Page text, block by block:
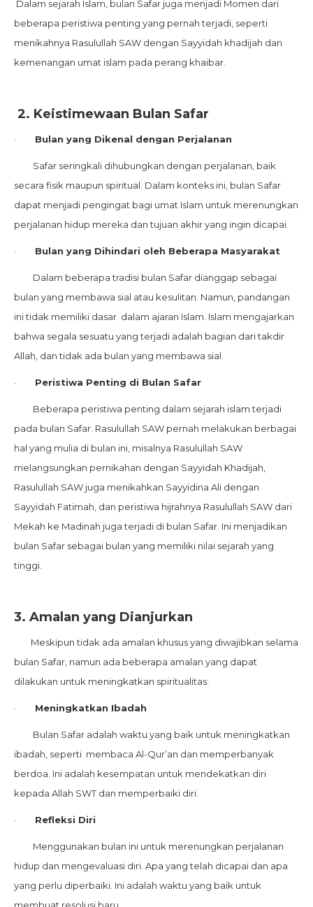
Dalam sejarah Islam, bulan Safar juga menjadi Momen dari
beberapa peristiwa penting yang pernah terjadi, seperti
menikahnya Rasulullah SAW dengan Sayyidah khadijah dan
kemenangan umat islam pada perang khaibar.
2. Keistimewaan Bulan Safar
· Bulan yang Dikenal dengan Perjalanan
Safar seringkali dihubungkan dengan perjalanan, baik
secara fisik maupun spiritual. Dalam konteks ini, bulan Safar
dapat menjadi pengingat bagi umat Islam untuk merenungkan
perjalanan hidup mereka dan tujuan akhir yang ingin dicapai.
· Bulan yang Dihindari oleh Beberapa Masyarakat
Dalam beberapa tradisi bulan Safar dianggap sebagai
bulan yang membawa sial atau kesulitan. Namun, pandangan
ini tidak memiliki dasar dalam ajaran Islam. Islam mengajarkan
bahwa segala sesuatu yang terjadi adalah bagian dari takdir
Allah, dan tidak ada bulan yang membawa sial.
· Peristiwa Penting di Bulan Safar
Beberapa peristiwa penting dalam sejarah islam terjadi
pada bulan Safar. Rasulullah SAW pernah melakukan berbagai
hal yang mulia di bulan ini, misalnya Rasulullah SAW
melangsungkan pernikahan dengan Sayyidah Khadijah,
Rasulullah SAW juga menikahkan Sayyidina Ali dengan
Sayyidah Fatimah, dan peristiwa hijrahnya Rasulullah SAW dari
Mekah ke Madinah juga terjadi di bulan Safar. Ini menjadikan
bulan Safar sebagai bulan yang memiliki nilai sejarah yang
tinggi.
3. Amalan yang Dianjurkan
Meskipun tidak ada amalan khusus yang diwajibkan selama
bulan Safar, namun ada beberapa amalan yang dapat
dilakukan untuk meningkatkan spiritualitas:
· Meningkatkan Ibadah
Bulan Safar adalah waktu yang baik untuk meningkatkan
ibadah, seperti membaca Al-Qur’an dan memperbanyak
berdoa. Ini adalah kesempatan untuk mendekatkan diri
kepada Allah SWT dan memperbaiki diri.
· Refleksi Diri
Menggunakan bulan ini untuk merenungkan perjalanan
hidup dan mengevaluasi diri. Apa yang telah dicapai dan apa
yang perlu diperbaiki. Ini adalah waktu yang baik untuk